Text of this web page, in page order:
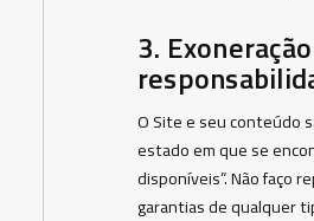
3.
O Site e seu conteúdo
estado em que se
disponíveis”. Não faço
garantias de qualquer